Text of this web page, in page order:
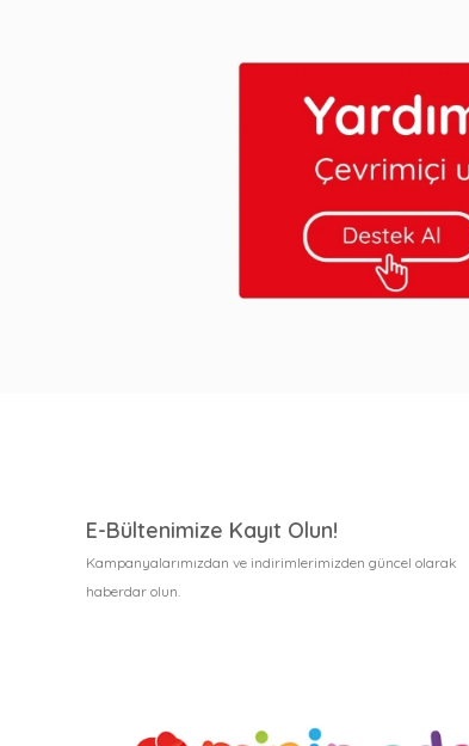
E-Bültenimize Kayıt Olun!
Kampanyalarımızdan ve indirimlerimizden güncel olarak
haberdar olun.